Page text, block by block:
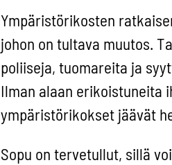
Ympäristörikosten
johon on tultava muutos.
poliiseja, tuomareita ja
Ilman alaan erikoistuneita
ympäristörikokset jäävät
Sopu on tervetullut, sillä